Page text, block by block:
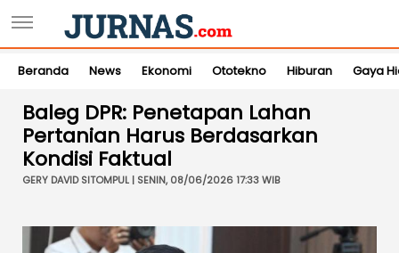
Beranda News Ekonomi Ototekno Hiburan Gaya
Baleg DPR: Penetapan Lahan
Pertanian Harus Berdasarkan
Kondisi Faktual
GERY DAVID SITOMPUL | SENIN, 08/06/2026 17:33 WIB